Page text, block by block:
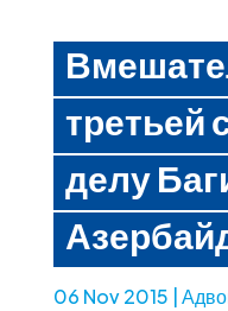
третьей
делу
06 Nov 2015